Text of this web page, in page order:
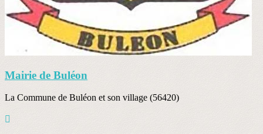
Mairie de Buléon
La Commune de Buléon et son village (56420)